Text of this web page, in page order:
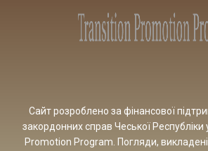
Сайт розроблено за фінансової
закордонних справ Чеської
Promotion Program. Погляди,